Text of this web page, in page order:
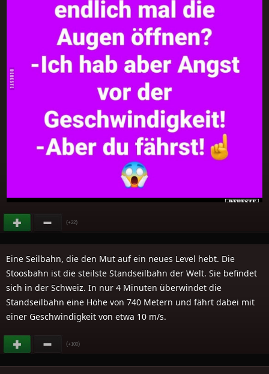
(+22)
Eine Seilbahn, die den Mut auf ein neues Level hebt. Die
Stoosbahn ist die steilste Standseilbahn der Welt. Sie befindet
sich in der Schweiz. In nur 4 Minuten überwindet die
Standseilbahn eine Höhe von 740 Metern und fährt dabei mit
einer Geschwindigkeit von etwa 10 m/s.
(+100)